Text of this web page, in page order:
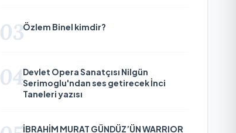
03Özlem Binel kimdir?
04Devlet Opera Sanatçısı Nilgün
Serimoglu'ndan ses getirecek İnci
Taneleri yazısı
İBRAHİM MURAT GÜNDÜZ’ÜN WARRIOR